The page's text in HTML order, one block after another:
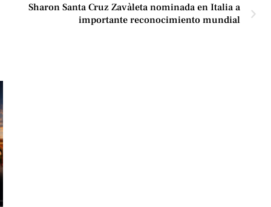
Sharon Santa Cruz Zavàleta nominada en Italia a
importante reconocimiento mundial